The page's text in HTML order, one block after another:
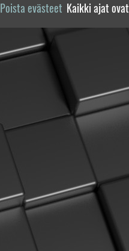
Kaikki ajat ovat
Poista evästeet